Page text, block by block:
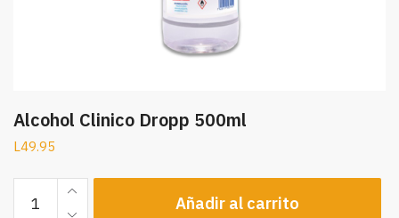
Alcohol Clinico Dropp 500ml
L49.95
Clinico
Añadir al carrito